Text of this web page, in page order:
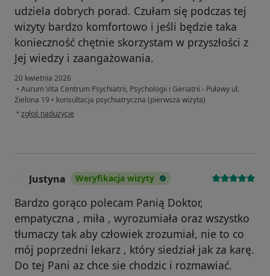
udziela dobrych porad. Czułam się podczas tej
wizyty bardzo komfortowo i jeśli będzie taka
konieczność chętnie skorzystam w przyszłości z
Jej wiedzy i zaangażowania.
20 kwietnia 2026
• Aurum Vita Centrum Psychiatrii, Psychologii i Geriatrii - Puławy ul.
Zielona 19 • konsultacja psychiatryczna (pierwsza wizyta)
• w opinii użytkownika Grażyna
zgłoś nadużycie
Justyna Weryfikacja wizyty
Bardzo gorąco polecam Panią Doktor,
empatyczna , miła , wyrozumiała oraz wszystko
tłumaczy tak aby człowiek zrozumiał, nie to co
mój poprzedni lekarz , który siedział jak za karę.
Do tej Pani az chce sie chodzic i rozmawiać.